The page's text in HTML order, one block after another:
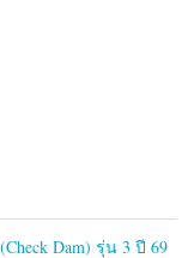
Dam) รุ่น 3 ปี 69